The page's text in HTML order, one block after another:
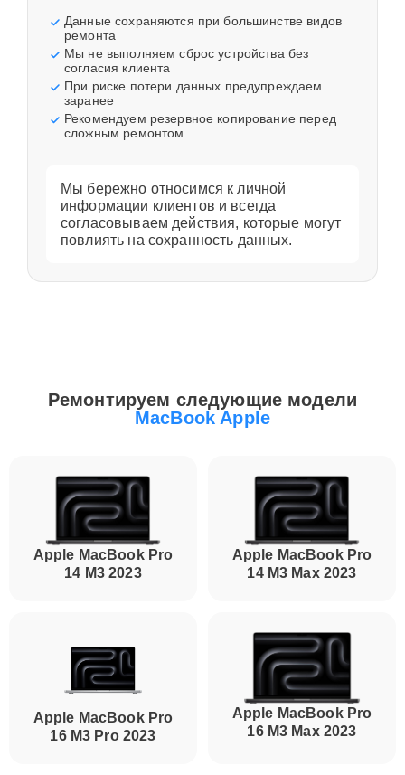
Данные сохраняются при большинстве видов
ремонта
Мы не выполняем сброс устройства без
согласия клиента
При риске потери данных предупреждаем
заранее
Рекомендуем резервное копирование перед
сложным ремонтом
Мы бережно относимся к личной
информации клиентов и всегда
согласовываем действия, которые могут
повлиять на сохранность данных.
Ремонтируем следующие модели
MacBook Apple
Apple MacBook Pro
14 M3 2023
Apple MacBook Pro
14 M3 Max 2023
Apple MacBook Pro
16 M3 Pro 2023
Apple MacBook Pro
16 M3 Max 2023